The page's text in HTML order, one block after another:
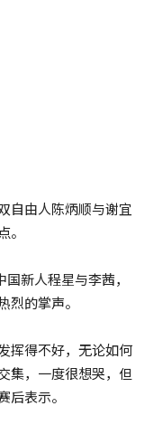
自由人陈炳顺与谢宜
新人程星与李茜，
烈的掌声。
挥得不好，无论如何
集，一度很想哭，但
表示。